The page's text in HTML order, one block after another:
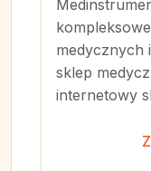
medycznych
sklep
internetowy